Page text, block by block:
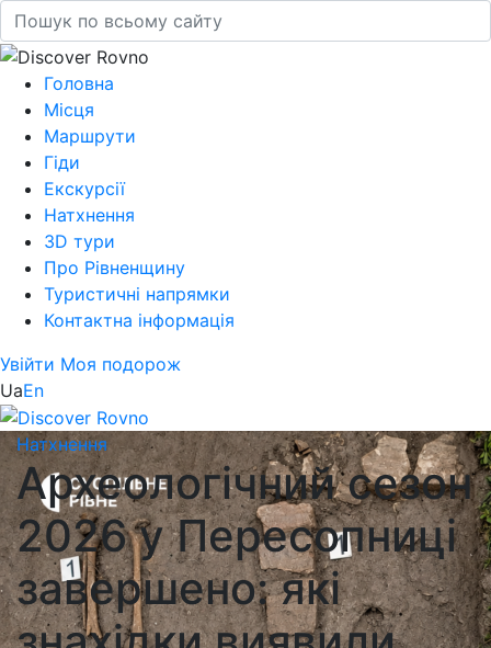
Головна
Місця
Маршрути
Гіди
Екскурсії
Натхнення
3D тури
Про Рівненщину
Туристичні напрямки
Контактна інформація
Увійти Моя подорож
UaEn
Натхнення
Археологічний сезон
2026 у Пересопниці
завершено: які